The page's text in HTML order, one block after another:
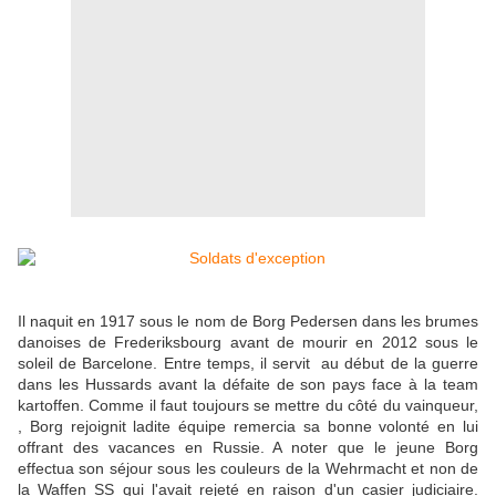
Il naquit en 1917 sous le nom de Borg Pedersen dans les brumes
danoises de Frederiksbourg avant de mourir en 2012 sous le
soleil de Barcelone. Entre temps, il servit au début de la guerre
dans les Hussards avant la défaite de son pays face à la team
kartoffen. Comme il faut toujours se mettre du côté du vainqueur,
, Borg rejoignit ladite équipe remercia sa bonne volonté en lui
offrant des vacances en Russie. A noter que le jeune Borg
effectua son séjour sous les couleurs de la Wehrmacht et non de
la Waffen SS qui l'avait rejeté en raison d'un casier judiciaire.